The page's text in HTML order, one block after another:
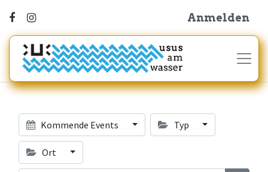
Anmelden
Kommende Events Typ
Ort